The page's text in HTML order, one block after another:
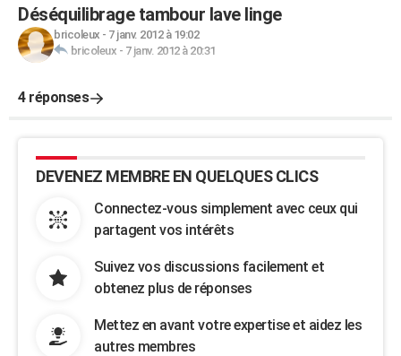
Déséquilibrage tambour lave linge
bricoleux - 7 janv. 2012 à 19:02
bricoleux - 7 janv. 2012 à 20:31
4 réponses
DEVENEZ MEMBRE EN QUELQUES CLICS
Connectez-vous simplement avec ceux qui
partagent vos intérêts
Suivez vos discussions facilement et
obtenez plus de réponses
Mettez en avant votre expertise et aidez les
autres membres